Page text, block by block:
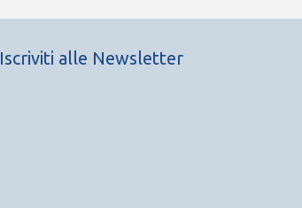
Iscriviti alle Newsletter